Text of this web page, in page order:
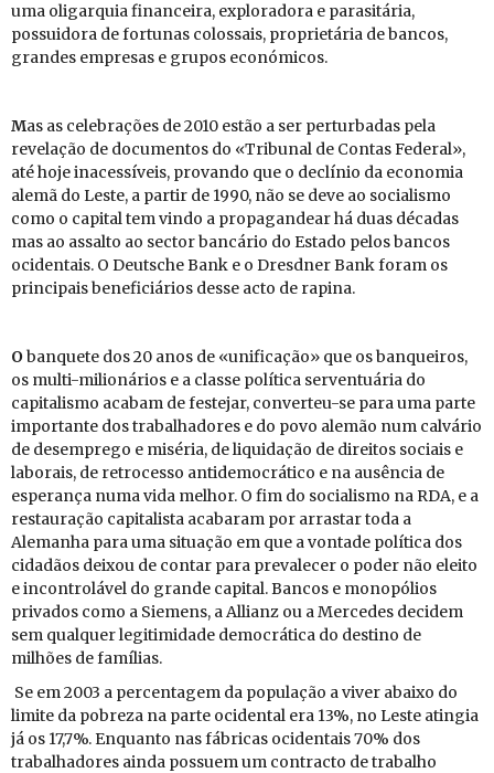
uma oli­gar­quia fi­nan­ceira, ex­plo­ra­dora e pa­ra­si­tária,
pos­sui­dora de for­tunas co­los­sais, pro­pri­e­tária de bancos,
grandes em­presas e grupos eco­nó­micos.
Mas as ce­le­bra­ções de 2010 estão a ser per­tur­badas pela
re­ve­lação de do­cu­mentos do «Tri­bunal de Contas Fe­deral»,
até hoje ina­ces­sí­veis, pro­vando que o de­clínio da eco­nomia
alemã do Leste, a partir de 1990, não se deve ao so­ci­a­lismo
como o ca­pital tem vindo a pro­pa­gan­dear há duas dé­cadas
mas ao as­salto ao sector ban­cário do Es­tado pelos bancos
oci­den­tais. O Deutsche Bank e o Dresdner Bank foram os
prin­ci­pais be­ne­fi­ciá­rios desse acto de ra­pina.
Oban­quete dos 20 anos de «uni­fi­cação» que os ban­queiros,
os multi-mi­li­o­ná­rios e a classe po­lí­tica ser­ven­tuária do
ca­pi­ta­lismo acabam de fes­tejar, con­verteu-se para uma parte
im­por­tante dos tra­ba­lha­dores e do povo alemão num cal­vário
de de­sem­prego e mi­séria, de li­qui­dação de di­reitos so­ciais e
la­bo­rais, de re­tro­cesso an­ti­de­mo­crá­tico e na au­sência de
es­pe­rança numa vida me­lhor. O fim do so­ci­a­lismo na RDA, e a
res­tau­ração ca­pi­ta­lista aca­baram por ar­rastar toda a
Ale­manha para uma si­tu­ação em que a von­tade po­lí­tica dos
ci­da­dãos deixou de contar para pre­va­lecer o poder não eleito
e in­con­tro­lável do grande ca­pital. Bancos e mo­no­pó­lios
pri­vados como a Si­e­mens, a Al­lianz ou a Mer­cedes de­cidem
sem qual­quer le­gi­ti­mi­dade de­mo­crá­tica do des­tino de
mi­lhões de fa­mí­lias.
Se em 2003 a per­cen­tagem da po­pu­lação a viver abaixo do
li­mite da po­breza na parte oci­dental era 13%, no Leste atingia
já os 17,7%. En­quanto nas fá­bricas oci­den­tais 70% dos
tra­ba­lha­dores ainda pos­suem um con­tracto de tra­balho